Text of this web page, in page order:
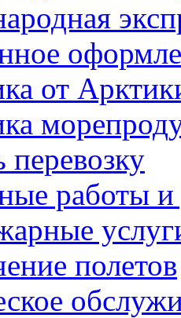
от
перевозку
работы и
полетов